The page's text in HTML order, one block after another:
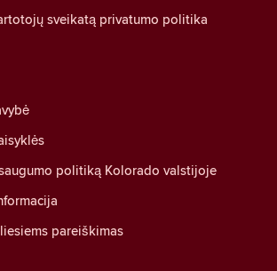
sveikatą privatumo politika
politiką Kolorado valstijoje
pareiškimas